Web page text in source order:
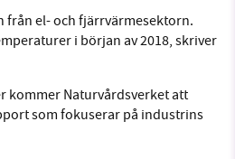
från el- och fjärrvärmesektorn.
i början av 2018, skriver
kommer Naturvårdsverket att
som fokuserar på industrins